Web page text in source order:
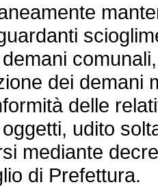
dei demani
delle
udito
mediante
di Prefettura.